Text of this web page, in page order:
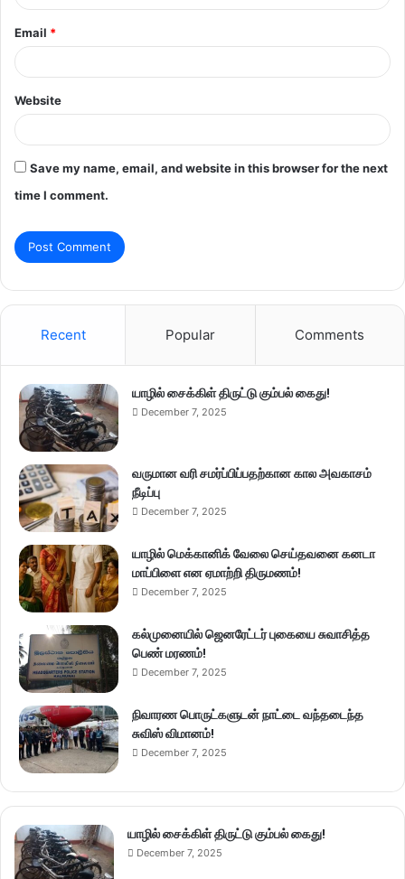
Email *
Website
Save my name, email, and website in this browser for the next
time I comment.
Recent Popular Comments
யாழில் சைக்கிள் திருட்டு கும்பல் கைது!
December 7, 2025
வருமான வரி சமர்ப்பிப்பதற்கான கால அவகாசம்
நீடிப்பு
December 7, 2025
யாழில் மெக்கானிக் வேலை செய்தவனை கனடா
மாப்பிளை என ஏமாற்றி திருமணம்!
December 7, 2025
கல்முனையில் ஜெனரேட்டர் புகையை சுவாசித்த
பெண் மரணம்!
December 7, 2025
நிவாரண பொருட்களுடன் நாட்டை வந்தடைந்த
சுவிஸ் விமானம்!
December 7, 2025
யாழில் சைக்கிள் திருட்டு கும்பல் கைது!
December 7, 2025